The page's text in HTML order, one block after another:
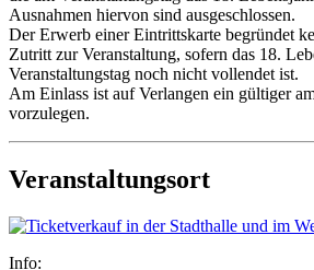
Ausnahmen hiervon sind ausgeschlossen.
Der Erwerb einer Eintrittskarte begründet
Zutritt zur Veranstaltung, sofern das 18.
Veranstaltungstag noch nicht vollendet ist.
Am Einlass ist auf Verlangen ein gültiger
vorzulegen.
Veranstaltungsort
Info: